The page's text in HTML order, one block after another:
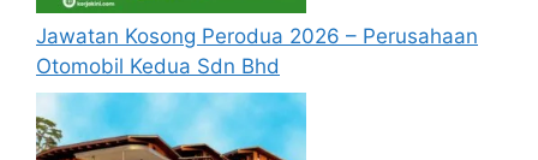
Sekolah Jenis Kebangsaan Cina (SJKC)
Sekolah Jenis Kebangsaan Tamil (SJKT)
Syarat dan Kelayakan PISMP
Laluan Khas dan Ambilan Khas
Jawatan Kosong Perodua 2026 – Perusahaan
Otomobil Kedua Sdn Bhd